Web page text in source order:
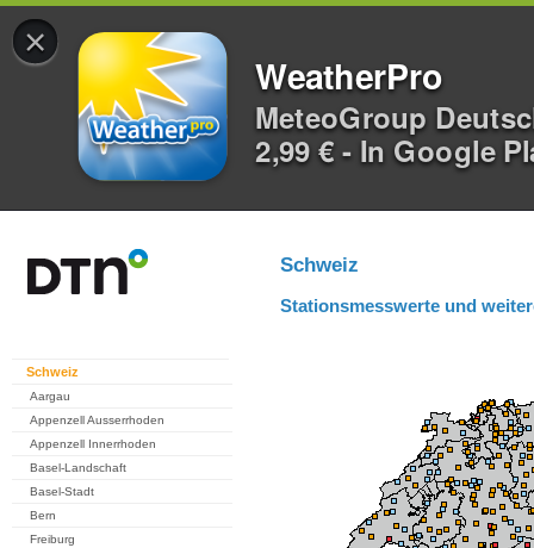
×
WeatherPro
MeteoGroup
2,99 € - In Google
Schweiz
Aargau
Appenzell Ausserrhoden
Appenzell Innerrhoden
Basel-Landschaft
Basel-Stadt
Bern
Freiburg
Schweiz
Stationsmesswerte und